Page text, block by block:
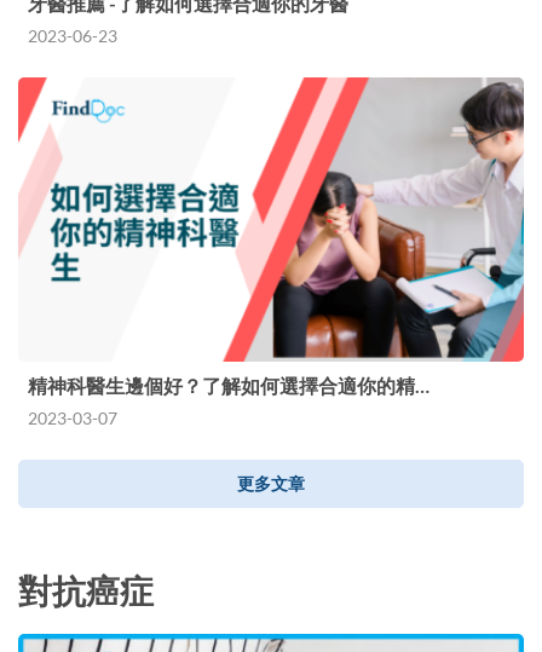
2023-06-23
精神科醫生邊個好？了解如何選擇合適你的精…
2023-03-07
更多文章
對抗癌症